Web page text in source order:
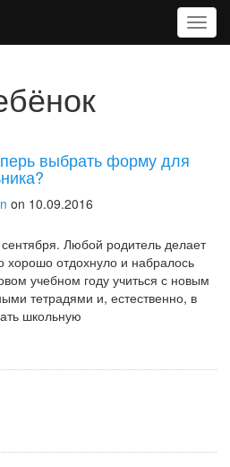
T
o
t
o
n
выбрать форму для
on 10.09.2016
Любой родитель делает
хорошо отдохнуло и набралось
учебном году учиться с новым
тетрадями и, естественно, в
школьную